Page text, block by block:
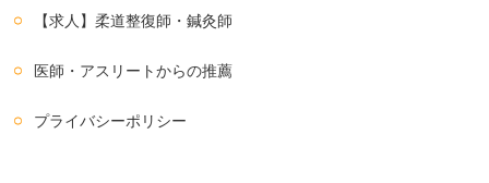
【求人】柔道整復師・鍼灸師
医師・アスリートからの推薦
プライバシーポリシー